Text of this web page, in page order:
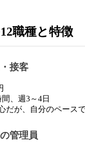
職種と特徴
接客
、週3～4日
だが、自分のペース
管理員